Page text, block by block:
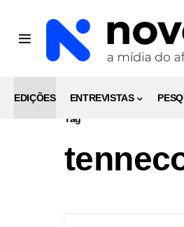
EDIÇÕES ENTREVISTAS
Tag